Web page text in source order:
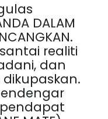
DALAM
realiti
dan